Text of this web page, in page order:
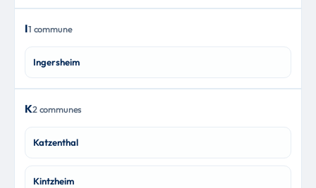
I1 commune
Ingersheim
K2 communes
Katzenthal
Kintzheim